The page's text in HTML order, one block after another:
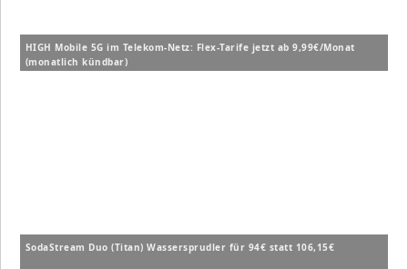
HIGH Mobile 5G im Telekom-Netz: Flex-Tarife jetzt ab 9,99€/Monat
(monatlich kündbar)
SodaStream Duo (Titan) Wassersprudler für 94€ statt 106,15€